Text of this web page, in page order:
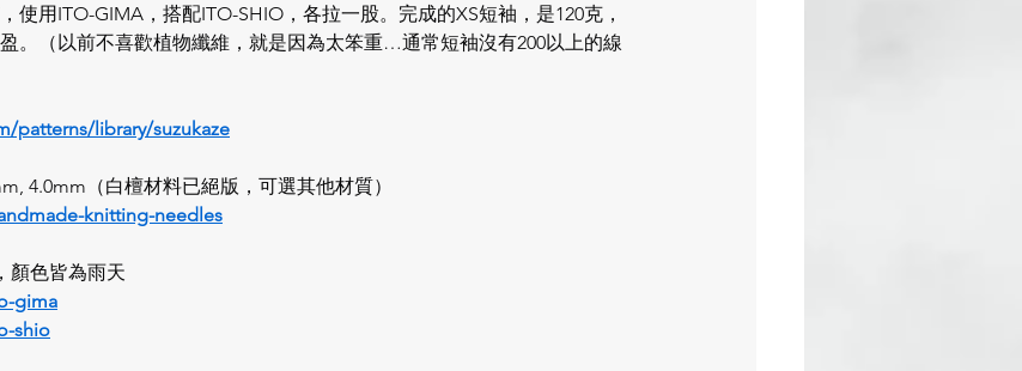
使用ITO-GIMA，搭配ITO-SHIO，各拉一股。完成的XS短袖，是120克，
。（以前不喜歡植物纖維，就是因為太笨重…通常短袖沒有200以上的線
patterns/library/suzukaze
4.0mm（白檀材料已絕版，可選其他材質）
knitting-needles
顏色皆為雨天
gima
shio